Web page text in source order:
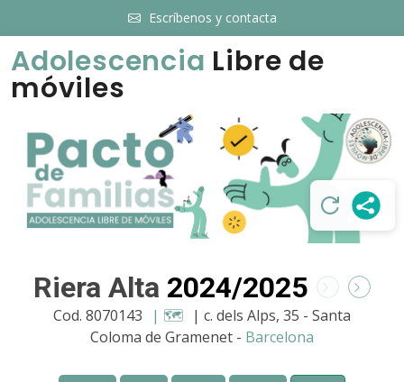
Escríbenos y contacta
Adolescencia Libre de
móviles
Riera Alta 2024/2025
Cod. 8070143 | 🗺️ | c. dels Alps, 35 - Santa
Coloma de Gramenet - Barcelona